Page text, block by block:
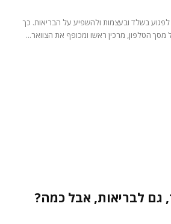
לפגוע בשלד ובעצמות ולהשפיע על הבריאות. כך
הטלפון, מרכין ראשו ומכופף את הצוואר...
גם לבריאות, אבל כמה?